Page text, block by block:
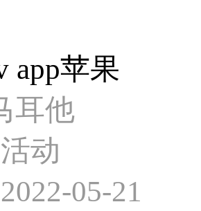
app苹果
耳他
动
05-21